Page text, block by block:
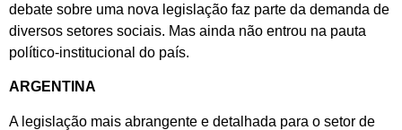
debate sobre uma nova legislação faz parte da demanda de
diversos setores sociais. Mas ainda não entrou na pauta
político-institucional do país.
ARGENTINA
A legislação mais abrangente e detalhada para o setor de